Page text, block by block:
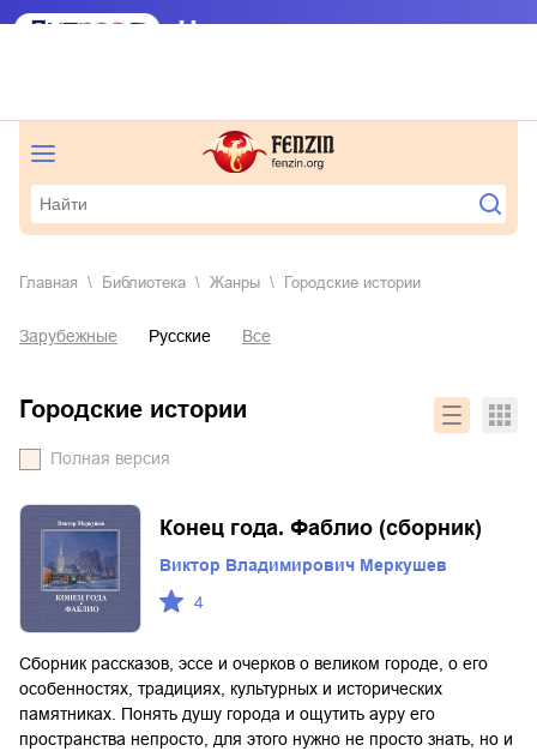
Главная Библиотека Жанры городские истории
Зарубежные Русские Все
городские истории
Полная версия
Конец года. Фаблио (сборник)
Виктор Владимирович Меркушев
4
Сборник рассказов, эссе и очерков о великом городе, о его
особенностях, традициях, культурных и исторических
памятниках. Понять душу города и ощутить ауру его
пространства непросто, для этого нужно не просто знать, но и